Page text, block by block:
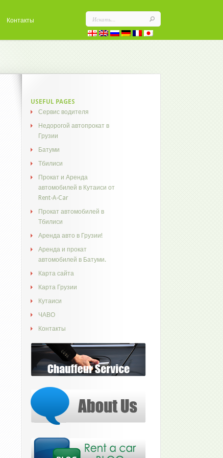
Контакты
USEFUL PAGES
Сервис водителя
Недорогой автопрокат в
Грузии
Батуми
Тбилиси
Прокат и Аренда
автомобилей в Кутаиси от
Rent-A-Car
Прокат автомобилей в
Тбилиси
Аренда авто в Грузии!
Аренда и прокат
автомобилей в Батуми.
Карта сайта
Карта Грузии
Кутаиси
ЧАВО
Контакты